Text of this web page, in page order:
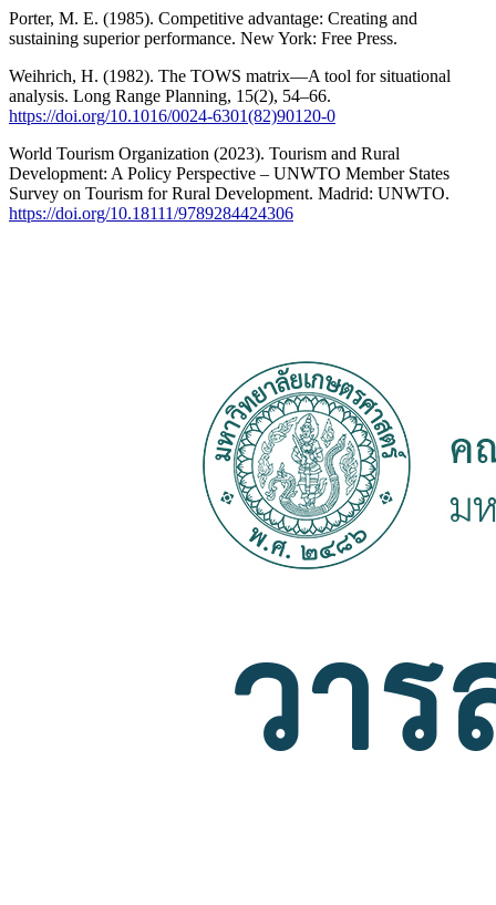
Porter, M. E. (1985). Competitive advantage: Creating and
sustaining superior performance. New York: Free Press.
Weihrich, H. (1982). The TOWS matrix—A tool for situational
analysis. Long Range Planning, 15(2), 54–66.
https://doi.org/10.1016/0024-6301(82)90120-0
World Tourism Organization (2023). Tourism and Rural
Development: A Policy Perspective – UNWTO Member States
Survey on Tourism for Rural Development. Madrid: UNWTO.
https://doi.org/10.18111/9789284424306